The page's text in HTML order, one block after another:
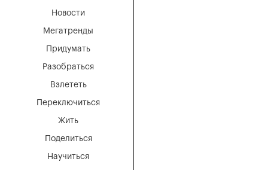
Мегатренды
Придумать
Разобраться
Взлететь
Новости
Переключиться
Жить
Поделиться
Научиться